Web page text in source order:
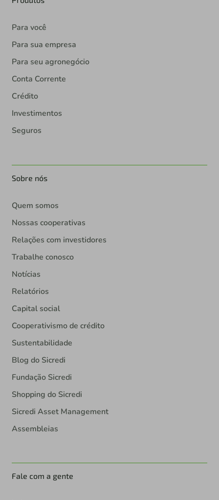
Para você
Para sua empresa
Para seu agronegócio
Conta Corrente
Crédito
Investimentos
Seguros
Sobre nós
Quem somos
Nossas cooperativas
Relações com investidores
Trabalhe conosco
Notícias
Relatórios
Capital social
Cooperativismo de crédito
Sustentabilidade
Blog do Sicredi
Fundação Sicredi
Shopping do Sicredi
Sicredi Asset Management
Assembleias
Fale com a gente